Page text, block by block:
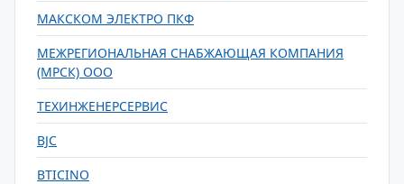
МАКСКОМ ЭЛЕКТРО ПКФ
МЕЖРЕГИОНАЛЬНАЯ СНАБЖАЮЩАЯ КОМПАНИЯ
(МРСК) ООО
ТЕХИНЖЕНЕРСЕРВИС
BJC
BTICINO